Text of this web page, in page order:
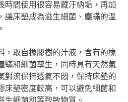
時間使用很容易藏汙納垢，再加
讓床墊成為滋生細菌、塵蟎的溫
，取自橡膠樹的汁液，含有的橡
蟎和細菌孳生，同時具有天然氣
對流保持透氣不悶，保持床墊的
床墊密度較高，可以避免細菌和